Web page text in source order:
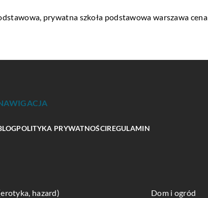
prywatna szkoła podstawowa warszawa cena
POLITYKA PRYWATNOŚCIREGULAMIN
hazard) Dom i ogród